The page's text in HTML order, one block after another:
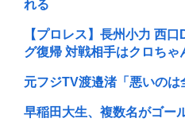
れる
【プロレス】長州小力 西
グ復帰 対戦相手はクロちゃ
元フジTV渡邉渚「悪いのは
早稲田大生、複数名がゴー